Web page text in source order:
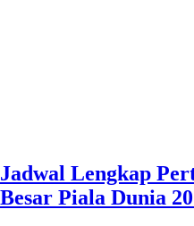
Jadwal Lengkap
Besar Piala Dunia